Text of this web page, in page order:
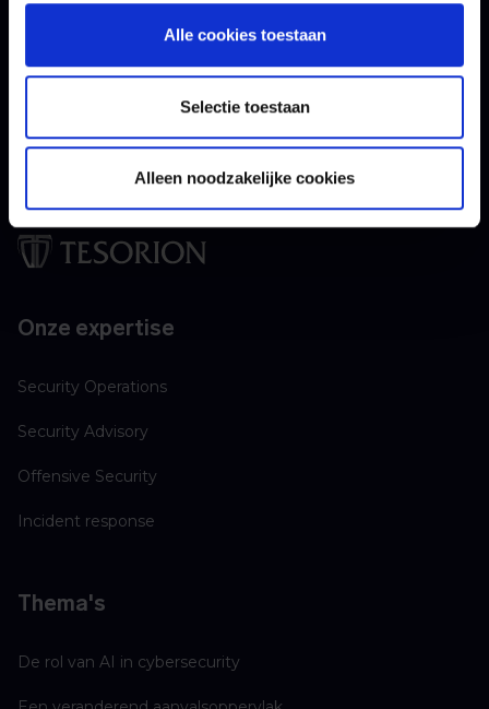
Alle cookies toestaan
Selectie toestaan
Alleen noodzakelijke cookies
hacking activiteiten in jouw IT-infrastructuur.
Onze expertise
Security Operations
Security Advisory
Offensive Security
Incident response
Thema's
De rol van AI in cybersecurity